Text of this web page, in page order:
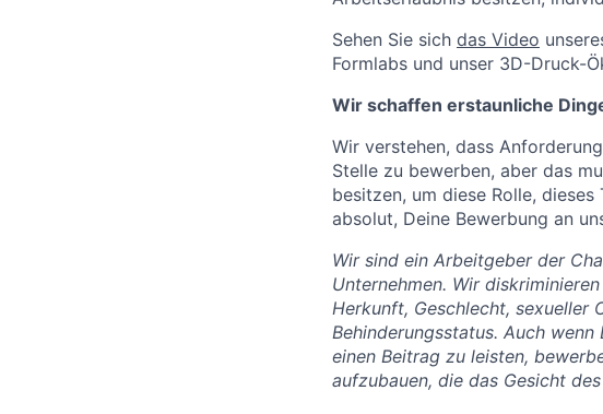
Sehen Sie sich das Video
Formlabs und unser 3D-Druck-
Wir schaffen erstaunliche
Wir verstehen, dass
Stelle zu bewerben, aber das
besitzen, um diese Rolle,
absolut, Deine Bewerbung an
Wir sind ein Arbeitgeber der
Unternehmen. Wir
Herkunft, Geschlecht, sexueller
Behinderungsstatus. Auch
einen Beitrag zu leisten,
aufzubauen, die das Gesicht